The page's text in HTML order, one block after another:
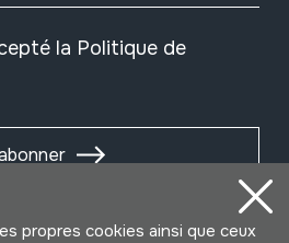
la Politique de
propres cookies ainsi que ceux